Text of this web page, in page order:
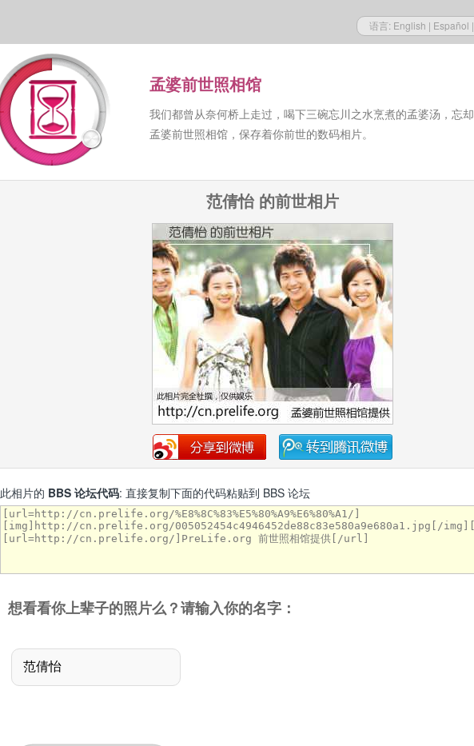
语言: English | Español |
孟婆前世照相馆
我们都曾从奈何桥上走过，喝下三碗忘川之水烹煮的孟婆汤，忘却
孟婆前世照相馆，保存着你前世的数码相片。
范倩怡 的前世相片
此相片的 BBS 论坛代码: 直接复制下面的代码粘贴到 BBS 论坛
想看看你上辈子的照片么？请输入你的名字：